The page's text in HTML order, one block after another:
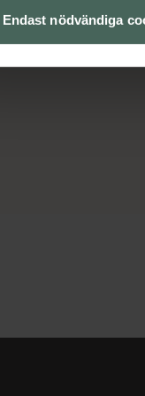
Endast nödvändiga
att prata med